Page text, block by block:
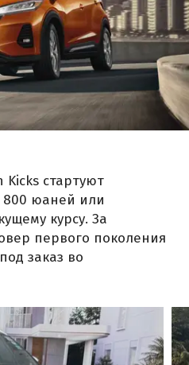
стартуют
800 юаней или
курсу. За
первого поколения
заказ во